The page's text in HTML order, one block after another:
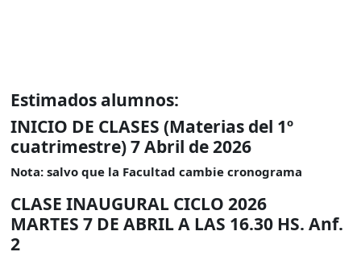
Estimados alumnos:
INICIO DE CLASES (Materias del 1º
cuatrimestre) 7 Abril de 2026
Nota: salvo que la Facultad cambie cronograma
CLASE INAUGURAL CICLO 2026
MARTES 7 DE ABRIL A LAS 16.30 HS. Anf.
2